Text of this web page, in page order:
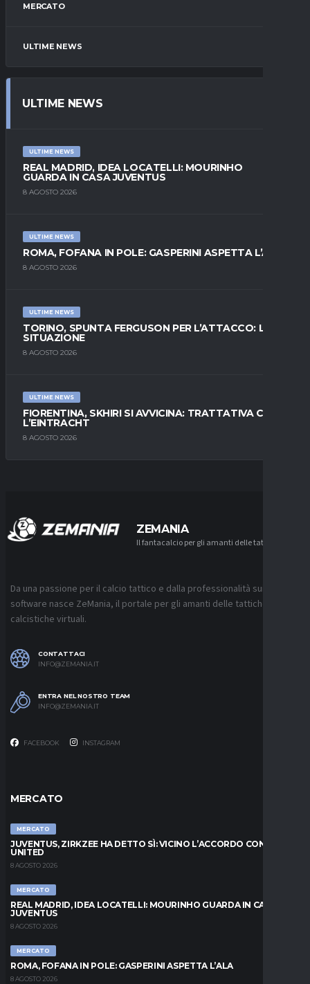
MERCATO
ULTIME NEWS
ULTIME NEWS
ULTIME NEWS
REAL MADRID, IDEA LOCATELLI: MOURINHO
GUARDA IN CASA JUVENTUS
8 AGOSTO 2026
ULTIME NEWS
ROMA, FOFANA IN POLE: GASPERINI ASPETTA L’ALA
8 AGOSTO 2026
ULTIME NEWS
TORINO, SPUNTA FERGUSON PER L’ATTACCO: LA
SITUAZIONE
8 AGOSTO 2026
ULTIME NEWS
FIORENTINA, SKHIRI SI AVVICINA: TRATTATIVA CON
L’EINTRACHT
8 AGOSTO 2026
ZEMANIA
Il fantacalcio per gli amanti delle tattiche
Da una passione per il calcio tattico e dalla professionalità sui
software nasce ZeMania, il portale per gli amanti delle tattiche
calcistiche virtuali.
CONTATTACI
INFO@ZEMANIA.IT
ENTRA NEL NOSTRO TEAM
INFO@ZEMANIA.IT
FACEBOOK INSTAGRAM
MERCATO
MERCATO
JUVENTUS, ZIRKZEE HA DETTO SÌ: VICINO L’ACCORDO CON LO
UNITED
8 AGOSTO 2026
MERCATO
REAL MADRID, IDEA LOCATELLI: MOURINHO GUARDA IN CASA
JUVENTUS
8 AGOSTO 2026
MERCATO
ROMA, FOFANA IN POLE: GASPERINI ASPETTA L’ALA
8 AGOSTO 2026